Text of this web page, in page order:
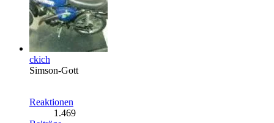
ckich
Simson-Gott
Reaktionen
1.469